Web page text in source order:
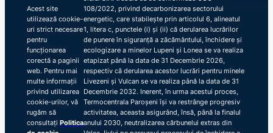
Acest site
utilizează cookie-
uri strict necesare
pentru
funcționarea
corectă a paginii
web. Pentru mai
multe informații
privind utilizarea
cookie-urilor, vă
rugăm să
consultați Politica
108/2022, privind decarbonizarea sectorului
energetic, care stabilește prin articolul 6, alineatul
1, litera c, punctele (i) și (ii) că derularea lucrărilor
de punere în siguranță a zăcământului, închidere și
ecologizare a minelor Lupeni și Lonea se va realiza
etapizat până la data de 31 Decembrie 2026,
respectiv că derularea acestor lucrări pentru minele
Livezeni și Vulcan se va realiza până la data de 31
Decembrie 2032. Inerent, în urma acestui proces,
Termocentrala Paroșeni își va restrânge progresiv
activitatea, aceasta asigurând, însă, până la finalul
anului 2030, neutralizarea cărbunelui extras din